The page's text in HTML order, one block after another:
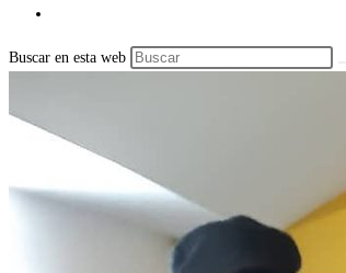
Buscar en esta web